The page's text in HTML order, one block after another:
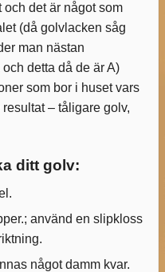
och det är något som
(då golvlacken såg
man nästan
detta då de är A)
som bor i huset vars
– tåligare golv,
ditt golv:
använd en slipkloss
något damm kvar.